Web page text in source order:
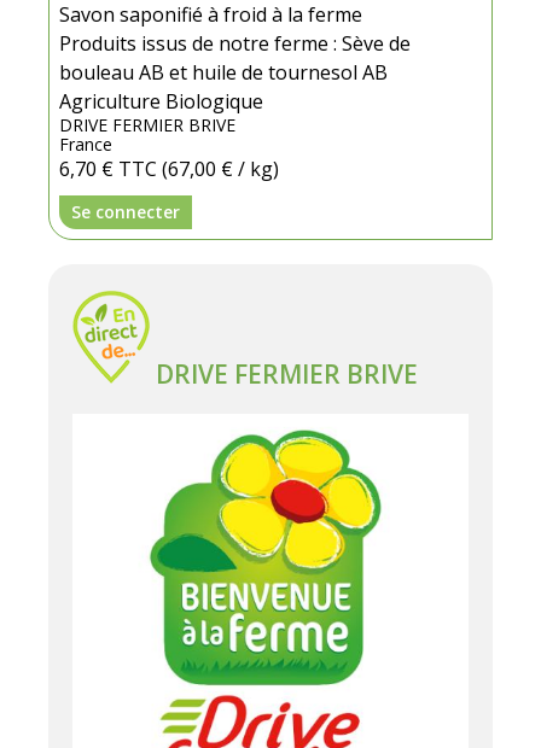
Savon saponifié à froid à la ferme
Produits issus de notre ferme : Sève de
bouleau AB et huile de tournesol AB
Agriculture Biologique
DRIVE FERMIER BRIVE
France
6,70 € TTC (67,00 € / kg)
Se connecter
DRIVE FERMIER BRIVE